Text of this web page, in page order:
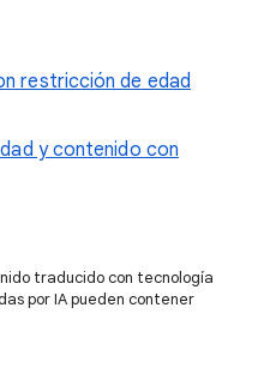
restricción de edad
y contenido con
traducido con tecnología
por IA pueden contener